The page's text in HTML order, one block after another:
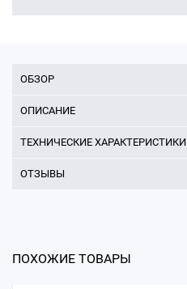
ОБЗОР
ОПИСАНИЕ
ТЕХНИЧЕСКИЕ ХАРАКТЕРИСТИКИ
ОТЗЫВЫ
ПОХОЖИЕ ТОВАРЫ